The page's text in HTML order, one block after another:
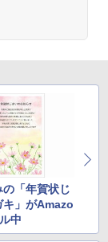
の「年賀状じ
キ」がAmazo
中